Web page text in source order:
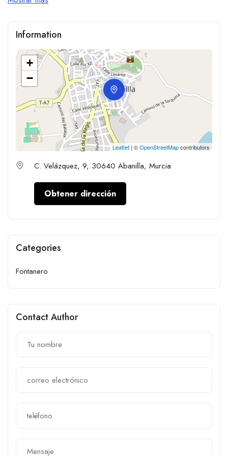
Information
+
−
Leaflet | ©OpenStreetMapcontributors
C. Velázquez, 9, 30640 Abanilla, Murcia
Obtener dirección
Categories
Fontanero
Contact Author